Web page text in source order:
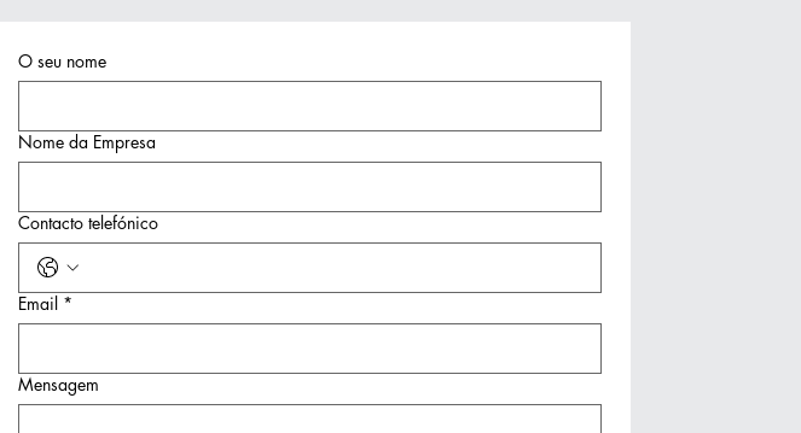
O seu nome
Nome da Empresa
Contacto telefónico
Email *
Mensagem